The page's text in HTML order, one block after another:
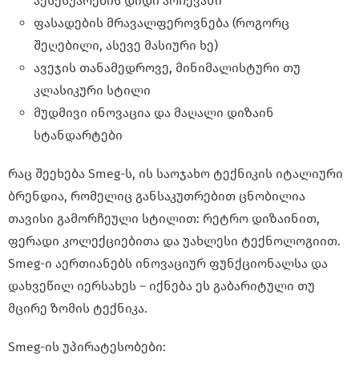
ფასადების მრავალფეროვნება (როგორც
შეღებილი, ასევე მასიური ხე)
ავეჯის თანამედროვე, მინიმალისტური თუ
კლასიკური სტილი
მუდმივი ინოვაცია და მაღალი დიზაინ
სტანდარტები
რაც შეეხება Smeg-ს, ის საოჯახო ტექნიკის იტალიური
ბრენდია, რომელიც განსაკუთრებით ცნობილია
თავისი გამორჩეული სტილით: რეტრო დიზაინით,
ფერადი კოლექციებითა და უახლესი ტექნოლოგიით.
Smeg-ი აერთიანებს ინოვაციურ ფუნქციონალსა და
დახვეწილ იერსახეს – იქნება ეს გაბარიტული თუ
მცირე ზომის ტექნიკა.
Smeg-ის უპირატესობები: